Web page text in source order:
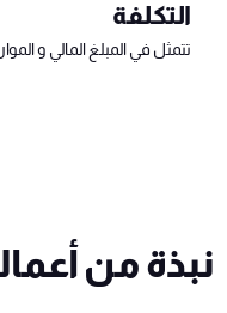
التكلفة
تتمثل في المبلغ المالي و
نبذة من